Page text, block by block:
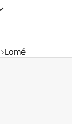
Lomé